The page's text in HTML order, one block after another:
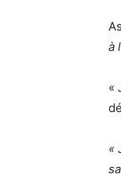
à
«
«